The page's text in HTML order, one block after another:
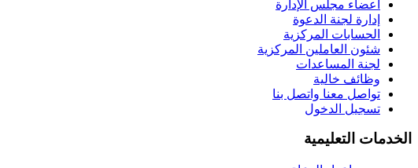
أعضاء مجلس الإدارة
إدارة لجنة الدعوة
الحسابات المركزية
شئون العاملين المركزية
لجنة المساعدات
وظائف خالية
تواصل معنا واتصل بنا
تسجيل الدخول
الخدمات التعليمية